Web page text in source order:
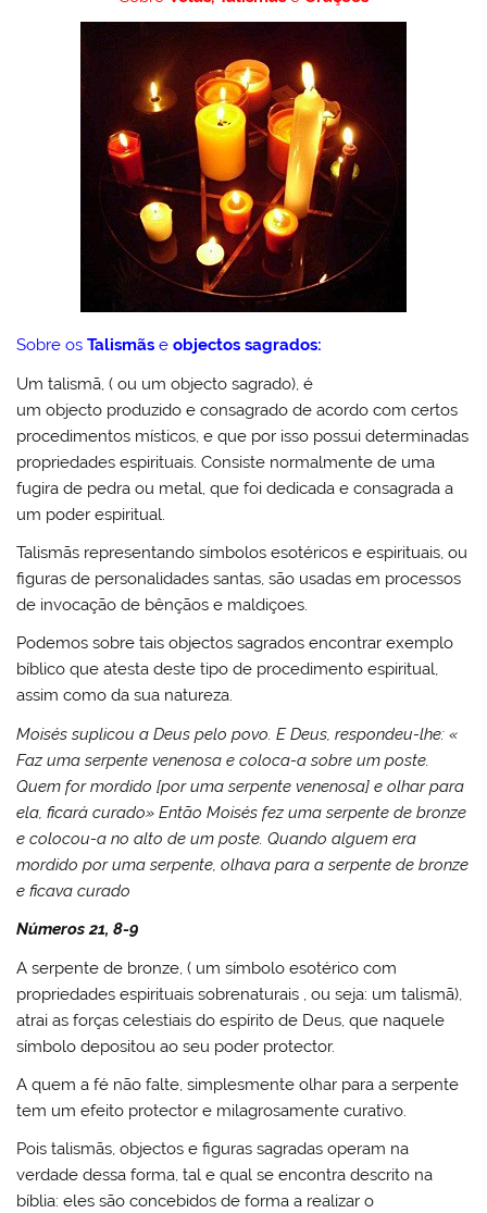
o
l
b
o
o
k
st
A
p
p
e
ss
c
o
m
Sobre os Talismãseobjectos sagrados:
Um talismã, ( ou um objecto sagrado), é
um objecto produzido e consagrado de acordo com certos
procedimentos místicos, e que por isso possui determinadas
propriedades espirituais. Consiste normalmente de uma
fugira de pedra ou metal, que foi dedicada e consagrada a
um poder espiritual.
Talismãs representando símbolos esotéricos e espirituais, ou
figuras de personalidades santas, são usadas em processos
de invocação de bênçãos e maldiçoes.
Podemos sobre tais objectos sagrados encontrar exemplo
bíblico que atesta deste tipo de procedimento espiritual,
assim como da sua natureza.
Moisés suplicou a Deus pelo povo. E Deus, respondeu-lhe: «
Faz uma serpente venenosa e coloca-a sobre um poste.
Quem for mordido [por uma serpente venenosa] e olhar para
ela, ficará curado» Então Moisés fez uma serpente de bronze
e colocou-a no alto de um poste. Quando alguem era
mordido por uma serpente, olhava para a serpente de bronze
e ficava curado
Números 21, 8-9
A serpente de bronze, ( um símbolo esotérico com
propriedades espirituais sobrenaturais , ou seja: um talismã),
atrai as forças celestiais do espírito de Deus, que naquele
símbolo depositou ao seu poder protector.
A quem a fé não falte, simplesmente olhar para a serpente
tem um efeito protector e milagrosamente curativo.
Pois talismãs, objectos e figuras sagradas operam na
verdade dessa forma, tal e qual se encontra descrito na
bíblia: eles são concebidos de forma a realizar o